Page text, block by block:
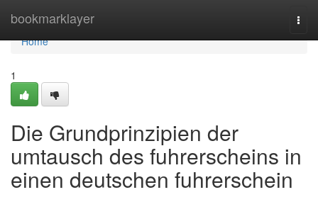
bookmarklayer
Home
Home
1
Die Grundprinzipien der
umtausch des fuhrerscheins in
einen deutschen fuhrerschein